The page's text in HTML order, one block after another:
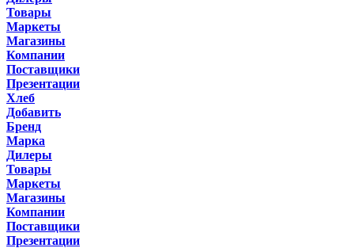
Товары
Маркеты
Магазины
Компании
Поставщики
Презентации
Хлеб
Добавить
Бренд
Марка
Дилеры
Товары
Маркеты
Магазины
Компании
Поставщики
Презентации